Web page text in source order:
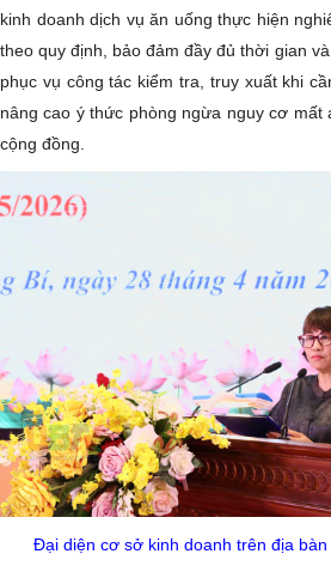
kinh doanh dịch vụ ăn uống thực hiện
theo quy định, bảo đảm đầy đủ thời gian
phục vụ công tác kiểm tra, truy xuất khi
nâng cao ý thức phòng ngừa nguy cơ mất
cộng đồng.
Đại diện cơ sở kinh doanh trên địa bàn